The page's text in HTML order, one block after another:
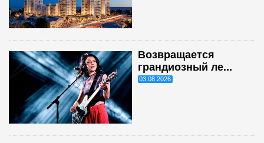
Возвращается
грандиозный ле...
03.08.2026